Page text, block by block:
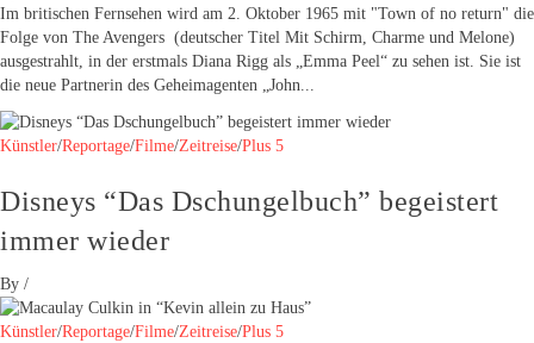
Im britischen Fernsehen wird am 2. Oktober 1965 mit "Town of no return" die
Folge von The Avengers (deutscher Titel Mit Schirm, Charme und Melone)
ausgestrahlt, in der erstmals Diana Rigg als „Emma Peel“ zu sehen ist. Sie ist
die neue Partnerin des Geheimagenten „John...
Künstler/Reportage/Filme/Zeitreise/Plus 5
Disneys “Das Dschungelbuch” begeistert
immer wieder
By /
Künstler/Reportage/Filme/Zeitreise/Plus 5